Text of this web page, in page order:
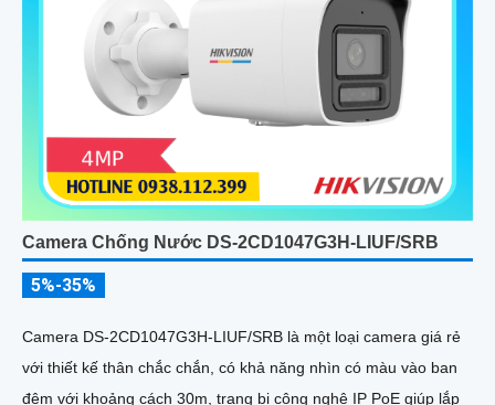
Camera Chống Nước DS-2CD1047G3H-LIUF/SRB
5%-35%
Camera DS-2CD1047G3H-LIUF/SRB là một loại camera giá rẻ
với thiết kế thân chắc chắn, có khả năng nhìn có màu vào ban
đêm với khoảng cách 30m, trang bị công nghệ IP PoE giúp lắp